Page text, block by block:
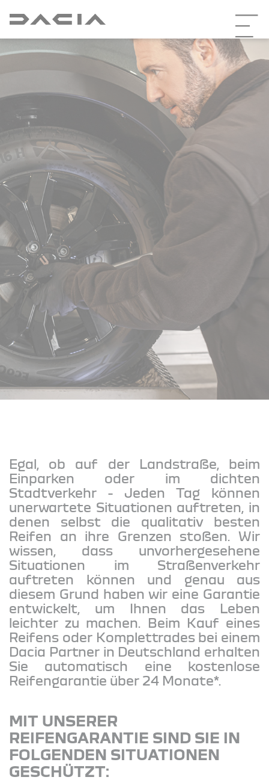
Egal, ob auf der Landstraße, beim
Einparken oder im dichten
Stadtverkehr - Jeden Tag können
unerwartete Situationen auftreten, in
denen selbst die qualitativ besten
Reifen an ihre Grenzen stoßen. Wir
wissen, dass unvorhergesehene
Situationen im Straßenverkehr
auftreten können und genau aus
diesem Grund haben wir eine Garantie
entwickelt, um Ihnen das Leben
leichter zu machen. Beim Kauf eines
Reifens oder Komplettrades bei einem
Dacia Partner in Deutschland erhalten
Sie automatisch eine kostenlose
Reifengarantie über 24 Monate*.
MIT UNSERER
REIFENGARANTIE SIND SIE IN
FOLGENDEN SITUATIONEN
GESCHÜTZT: